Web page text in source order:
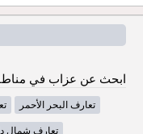
ابحث عن عزاب في
تعارف البحر الأحمر
تعارف شمال